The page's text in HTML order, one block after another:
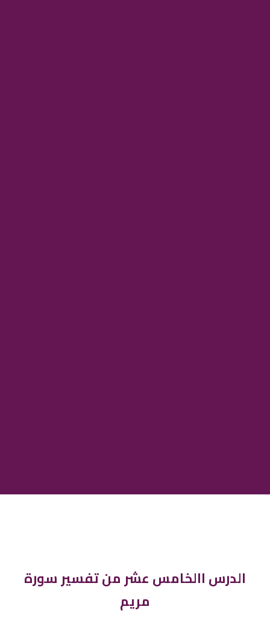
الدرس االخامس عشر من تفسير سورة
مريم